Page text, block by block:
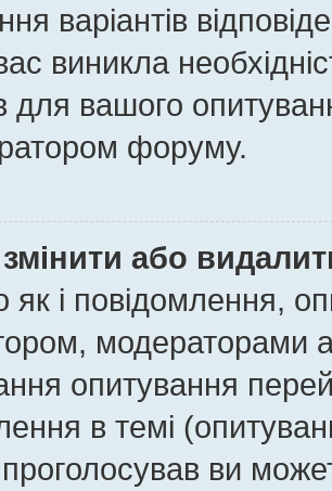
варіантів
виникла
для вашого
форуму.
або
як і повідомлення,
модераторами
опитування
в темі
проголосував ви